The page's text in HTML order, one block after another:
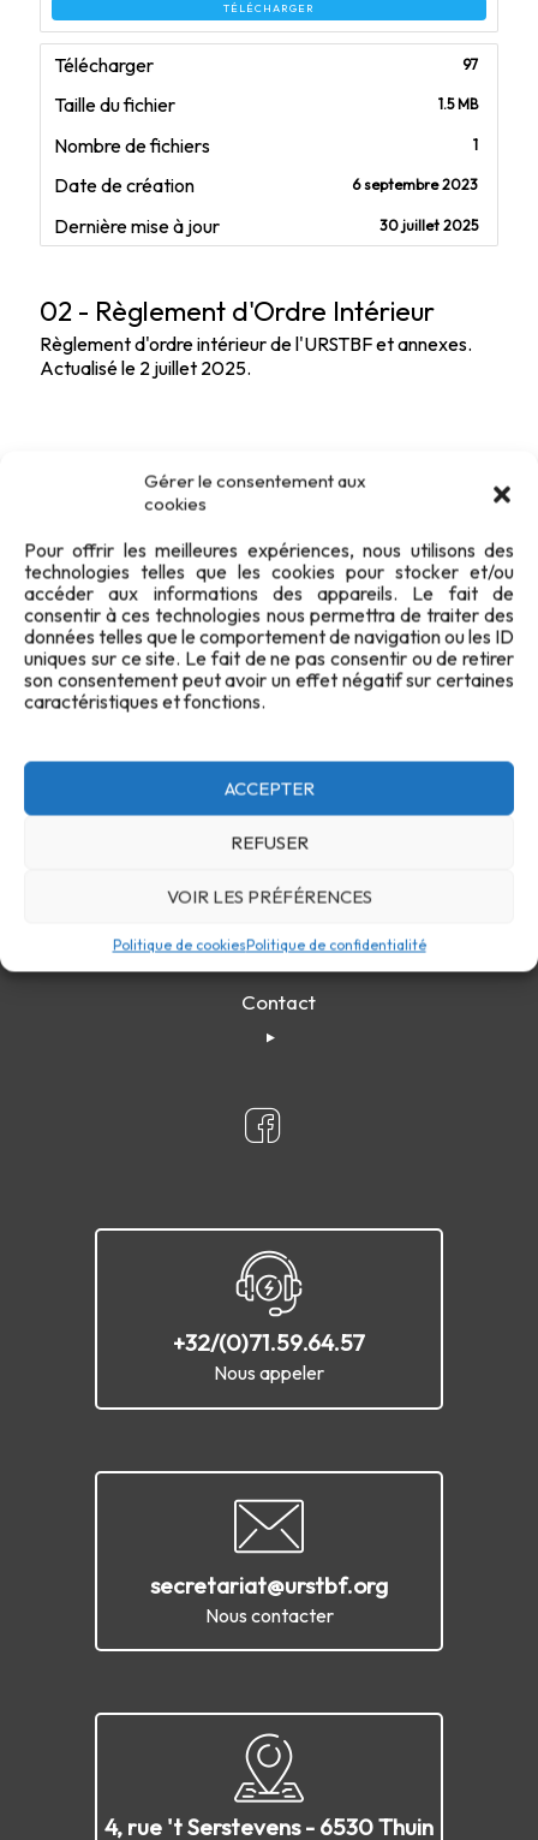
Gérer le consentement aux
cookies
Pour offrir les meilleures expériences, nous utilisons des
technologies telles que les cookies pour stocker et/ou
accéder aux informations des appareils. Le fait de
consentir à ces technologies nous permettra de traiter des
données telles que le comportement de navigation ou les ID
uniques sur ce site. Le fait de ne pas consentir ou de retirer
son consentement peut avoir un effet négatif sur certaines
caractéristiques et fonctions.
ACCEPTER
REFUSER
VOIR LES PRÉFÉRENCES
Politique de cookiesPolitique de confidentialité
TÉLÉCHARGER
Télécharger 97
Taille du fichier 1.5 MB
Nombre de fichiers 1
Date de création 6 septembre 2023
Dernière mise à jour 30 juillet 2025
02 - Règlement d'Ordre Intérieur
Règlement d'ordre intérieur de l'URSTBF et annexes.
Actualisé le 2 juillet 2025.
Confidentialité Cookies FAQ
Plan du site
Contact
+32/(0)71.59.64.57
Nous appeler
secretariat@urstbf.org
Nous contacter
4, rue 't Serstevens - 6530 Thuin